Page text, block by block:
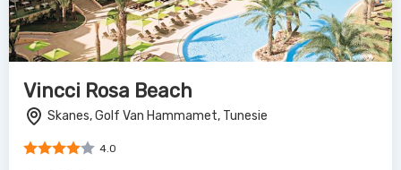
Vincci Rosa Beach
Skanes, Golf Van Hammamet, Tunesie
4.0